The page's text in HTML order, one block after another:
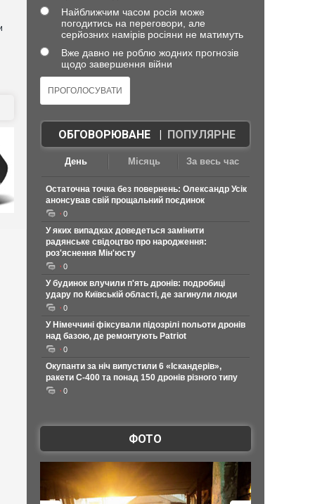
Найближчим часом росія може
погодитись на переговори, але
серйозних намірів росіяни не матимуть
Вже давно не роблю жодних прогнозів
щодо завершення війни
ОБГОВОРЮВАНЕ| ПОПУЛЯРНЕ
День Місяць За весь час
Остаточна точка без повернень: Олександр Усік
анонсував свій прощальний поєдинок
0
У яких випадках доведеться замінити
радянське свідоцтво про народження:
роз'яснення Мін'юсту
0
У будинок влучили п'ять дронів: подробиці
удару по Київській області, де загинули люди
0
У Німеччині фіксували підозрілі польоти дронів
над базою, де ремонтують Patriot
0
Окупанти за ніч випустили 6 «Іскандерів»,
ракети С-400 та понад 150 дронів різного типу
0
ФОТО